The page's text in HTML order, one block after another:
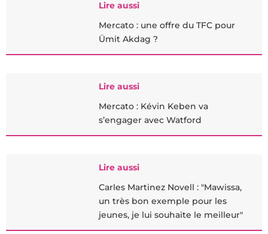
Lire aussi
Mercato : une offre du TFC pour
Ümit Akdag ?
Lire aussi
Mercato : Kévin Keben va
s’engager avec Watford
Lire aussi
Carles Martinez Novell : "Mawissa,
un très bon exemple pour les
jeunes, je lui souhaite le meilleur"